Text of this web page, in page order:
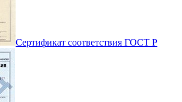
Сертификат соответствия ГОСТ Р